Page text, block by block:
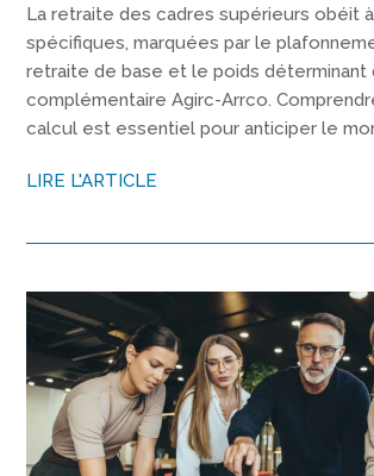
La retraite des cadres supérieurs obéit
spécifiques, marquées par le
retraite de base et le poids déterminant
complémentaire Agirc-Arrco.
calcul est essentiel pour anticiper le
LIRE L'ARTICLE